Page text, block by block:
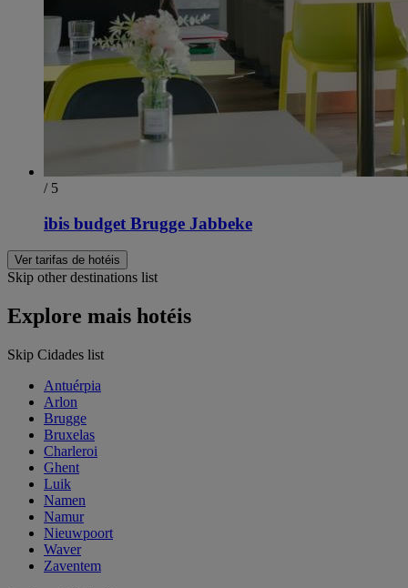
/ 5
ibis budget Brugge Jabbeke
Ver tarifas de hotéis
Skip other destinations list
Explore mais hotéis
Skip Cidades list
Antuérpia
Arlon
Brugge
Bruxelas
Charleroi
Ghent
Luik
Namen
Namur
Nieuwpoort
Waver
Zaventem